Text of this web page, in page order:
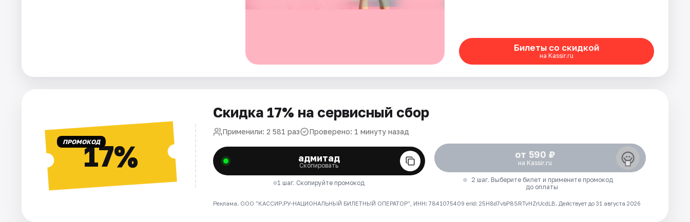
Билеты со скидкой
на Kassir.ru
ПРОМОКОД17%
Скидка 17% на сервисный сбор
Применили: 2 581 раз Проверено: 1 минуту назад
адмитад
Скопировать
1 шаг. Скопируйте промокод
от 590 ₽
на Kassir.ru
2 шаг. Выберите билет и примените промокод
до оплаты
Реклама. ООО "КАССИР.РУ-НАЦИОНАЛЬНЫЙ БИЛЕТНЫЙ ОПЕРАТОР", ИНН: 7841075409 erid: 25H8d7vbP8SRTvHZrUcdLB. Действует до 31 августа 2026